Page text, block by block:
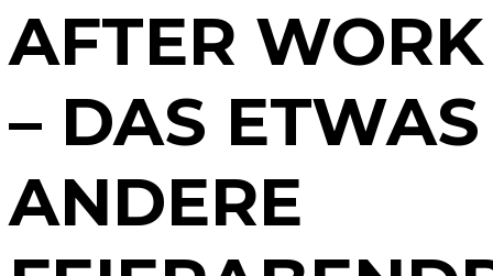
AFTER WORK
– DAS ETWAS
ANDERE